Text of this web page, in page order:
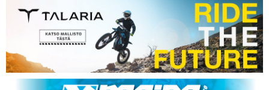
pääsisältöön